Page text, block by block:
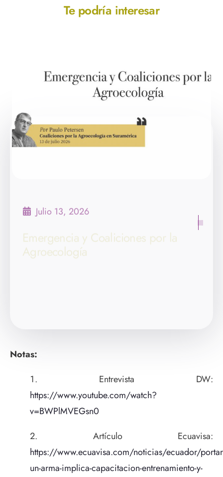
Te podría interesar
Julio 13, 2026
Agroecología
Notas:
Entrevista DW:
https://www.youtube.com/watch?
v=BWPlMVEGsn0
Artículo Ecuavisa:
https://www.ecuavisa.com/noticias/ecuador/
un-arma-implica-capacitacion-entrenamiento-y-